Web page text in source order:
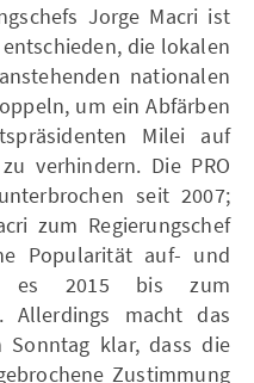
Jorge Macri ist
die lokalen
nationalen
um ein Abfärben
Milei auf
verhindern. Die PRO
seit 2007;
zum Regierungschef
Popularität auf- und
es 2015 bis zum
Allerdings macht das
Sonntag klar, dass die
Zustimmung